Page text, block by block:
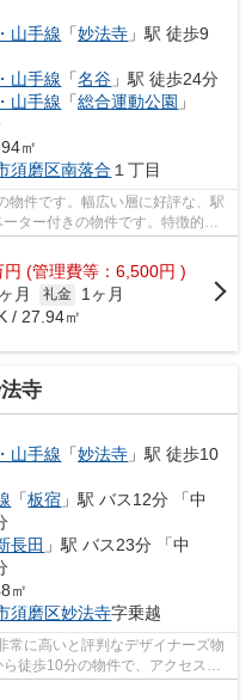
山手線 「妙法寺 」駅 徒歩9
山手線 「名谷 」駅 徒歩24分
山手線 「総合運動公園 」
㎡
須磨区南落合 １丁目
物件です。幅広い層に好評な、駅
ター付きの物件です。特徴的な
円 (管理費等：6,500円 )
月 礼金
1ヶ月
/ 27.94㎡
寺
山手線 「妙法寺 」駅 徒歩10
「板宿 」駅 バス12分 「中
長田 」駅 バス23分 「中
㎡
須磨区妙法寺字乗越
常に高いと評判なデザイナーズ物
徒歩10分の物件で、アクセス良